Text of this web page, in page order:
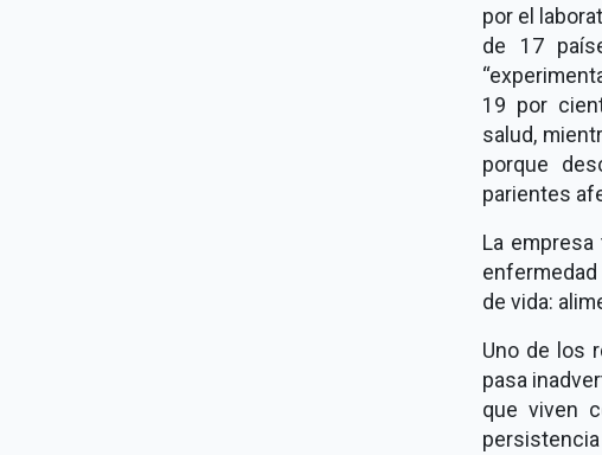
por el
de 17
19 por
salud,
porque
parientes
La
de vida:
Uno de los
pasa
que viven